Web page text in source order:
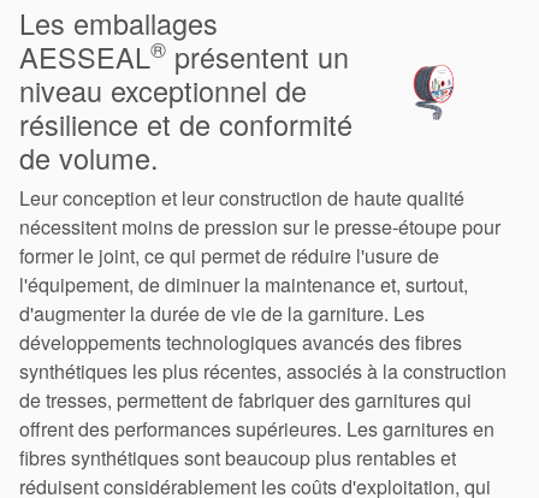
Les emballages
AESSEAL® présentent un
niveau exceptionnel de
résilience et de conformité
de volume.
Leur conception et leur construction de haute qualité
nécessitent moins de pression sur le presse-étoupe pour
former le joint, ce qui permet de réduire l'usure de
l'équipement, de diminuer la maintenance et, surtout,
d'augmenter la durée de vie de la garniture. Les
développements technologiques avancés des fibres
synthétiques les plus récentes, associés à la construction
de tresses, permettent de fabriquer des garnitures qui
offrent des performances supérieures. Les garnitures en
fibres synthétiques sont beaucoup plus rentables et
réduisent considérablement les coûts d'exploitation, qui